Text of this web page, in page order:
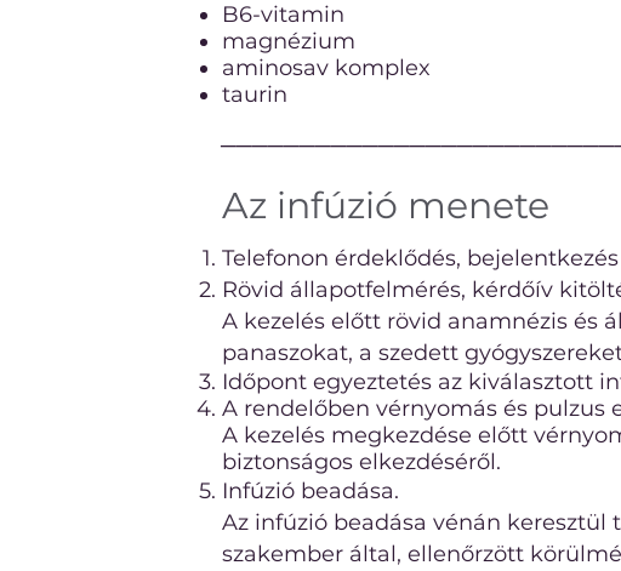
B6-vitamin
magnézium
aminosav komplex
taurin
Az infúzió menete
Telefonon érdeklődés,
Rövid állapotfelmérés, kérdőív
A kezelés előtt rövid anamnézis és
panaszokat, a szedett
Időpont egyeztetés az kiválasztott
A rendelőben vérnyomás és pulzus
A kezelés megkezdése előtt
biztonságos elkezdéséről.
Infúzió beadása.
Az infúzió beadása vénán keresztül
szakember által, ellenőrzött